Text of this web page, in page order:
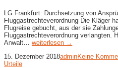
LG Frankfurt: Durchsetzung von
Fluggastrechteverordnung Die Kläger
Flugreise gebucht, aus der sie
Fluggastrechteverordnung verlangten.
Anwalt… weiterlesen →
15. Dezember 2018adminKeine
Urteile